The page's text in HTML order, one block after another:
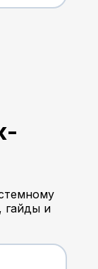
под вашу
под вашу
гайды и